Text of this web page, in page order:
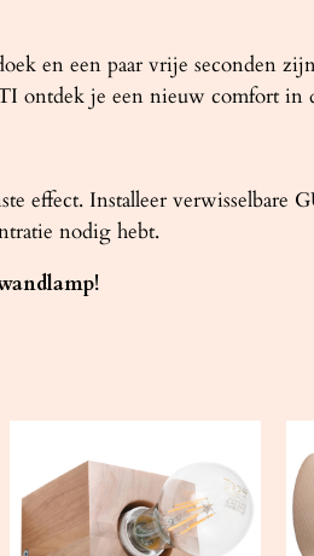
en een paar vrije seconden
ontdek je een nieuw comfort
effect. Installeer verwisselbare
nodig hebt.